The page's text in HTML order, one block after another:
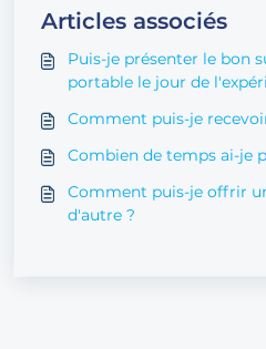
Articles associés
Puis-je présenter le bon
portable le jour de
Comment puis-je
Combien de temps ai-je
Comment puis-je offrir
d'autre ?